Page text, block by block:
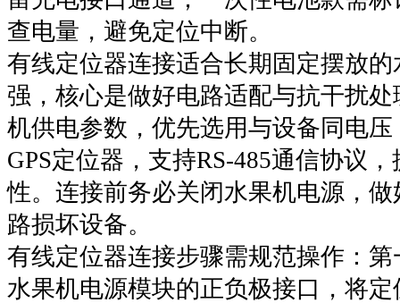
查电量，避免定位中断。
有线定位器连接适合长期固定摆放
强，核心是做好电路适配与抗干扰
机供电参数，优先选用与设备同电
GPS定位器，支持RS-485通信协议
性。连接前务必关闭水果机电源，
路损坏设备。
有线定位器连接步骤需规范操作：
水果机电源模块的正负极接口，将